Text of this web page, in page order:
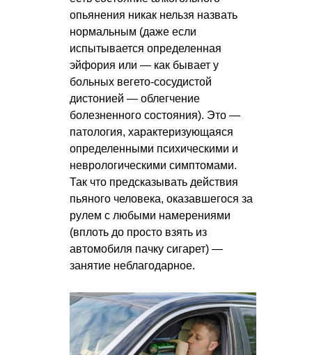
опьянения никак нельзя назвать
нормальным (даже если
испытывается определенная
эйфория или — как бывает у
больных вегето-сосудистой
дистонией — облегчение
болезненного состояния). Это —
патология, характеризующаяся
определенными психическими и
неврологическими симптомами.
Так что предсказывать действия
пьяного человека, оказавшегося за
рулем с любыми намерениями
(вплоть до просто взять из
автомобиля пачку сигарет) —
занятие неблагодарное.